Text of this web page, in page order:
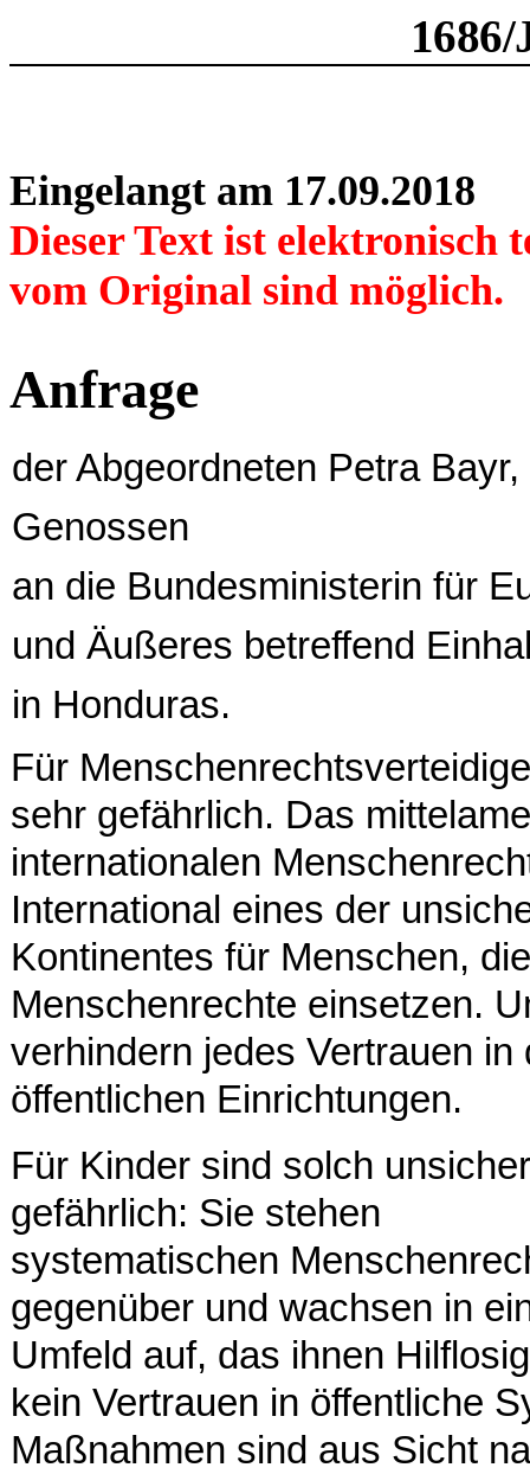
Eingelangt am 17.09.2018
Dieser Text ist elektronisch
vom Original sind möglich.
Anfrage
der Abgeordneten Petra
Genossen
an die Bundesministerin für
und Äußeres betreffend
in Honduras.
Für
sehr gefährlich. Das
internationalen
International eines der
Kontinentes für Menschen,
Menschenrechte einsetzen.
verhindern jedes Vertrauen
öffentlichen Einrichtungen.
Für Kinder sind solch
gefährlich: Sie stehen
systematischen
gegenüber und wachsen in
Umfeld auf, das ihnen
kein Vertrauen in öffentliche
Maßnahmen sind aus Sicht